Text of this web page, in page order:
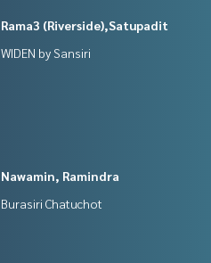
Rama3 (Riverside),Satupadit
WIDEN by Sansiri
Nawamin, Ramindra
Burasiri Chatuchot